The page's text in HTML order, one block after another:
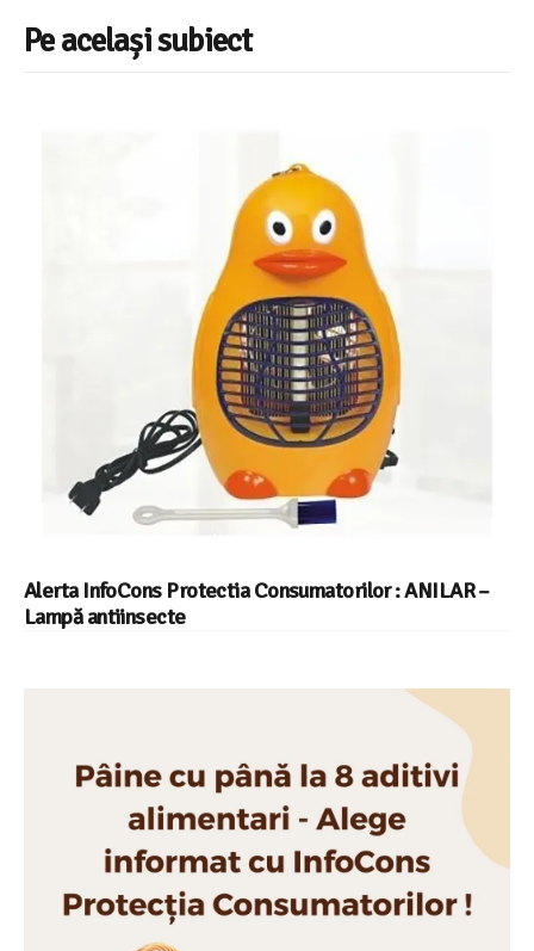
Pe același subiect
Alerta InfoCons Protectia Consumatorilor : ANILAR –
Lampă antiinsecte